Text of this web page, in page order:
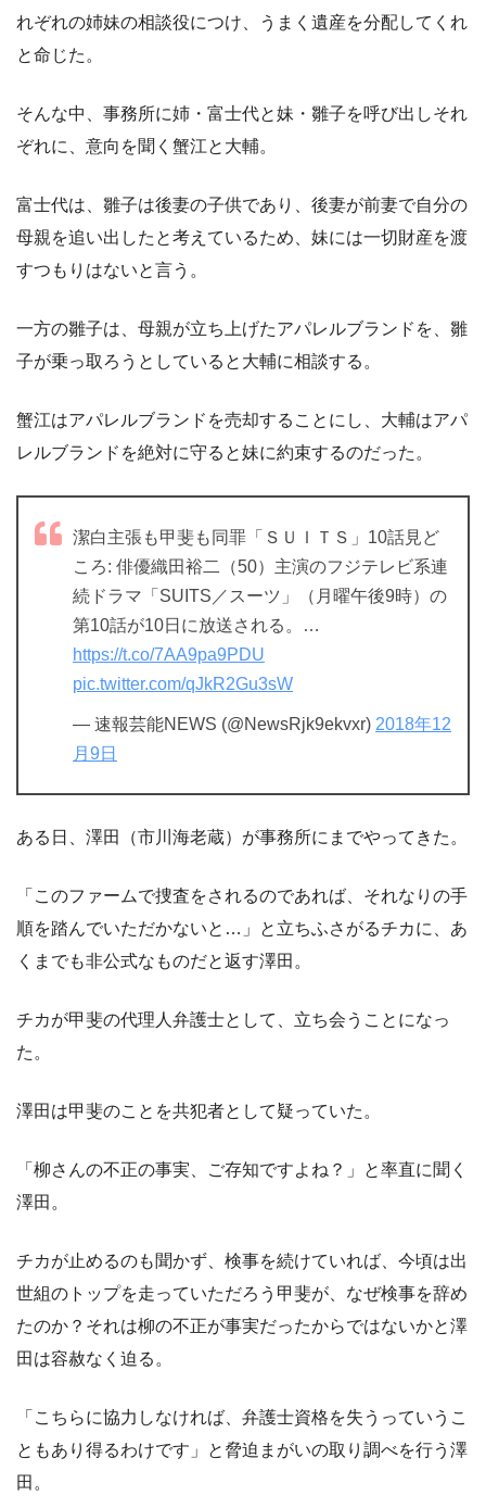
れぞれの姉妹の相談役につけ、うまく遺産を分配してくれ
と命じた。
そんな中、事務所に姉・富士代と妹・雛子を呼び出しそれ
ぞれに、意向を聞く蟹江と大輔。
富士代は、雛子は後妻の子供であり、後妻が前妻で自分の
母親を追い出したと考えているため、妹には一切財産を渡
すつもりはないと言う。
一方の雛子は、母親が立ち上げたアパレルブランドを、雛
子が乗っ取ろうとしていると大輔に相談する。
蟹江はアパレルブランドを売却することにし、大輔はアパ
レルブランドを絶対に守ると妹に約束するのだった。
潔白主張も甲斐も同罪「ＳＵＩＴＳ」10話見ど
ころ: 俳優織田裕二（50）主演のフジテレビ系連
続ドラマ「SUITS／スーツ」（月曜午後9時）の
第10話が10日に放送される。…
https://t.co/7AA9pa9PDU
pic.twitter.com/qJkR2Gu3sW
— 速報芸能NEWS (@NewsRjk9ekvxr) 2018年12
月9日
ある日、澤田（市川海老蔵）が事務所にまでやってきた。
「このファームで捜査をされるのであれば、それなりの手
順を踏んでいただかないと…」と立ちふさがるチカに、あ
くまでも非公式なものだと返す澤田。
チカが甲斐の代理人弁護士として、立ち会うことになっ
た。
澤田は甲斐のことを共犯者として疑っていた。
「柳さんの不正の事実、ご存知ですよね？」と率直に聞く
澤田。
チカが止めるのも聞かず、検事を続けていれば、今頃は出
世組のトップを走っていただろう甲斐が、なぜ検事を辞め
たのか？それは柳の不正が事実だったからではないかと澤
田は容赦なく迫る。
「こちらに協力しなければ、弁護士資格を失うっていうこ
ともあり得るわけです」と脅迫まがいの取り調べを行う澤
田。